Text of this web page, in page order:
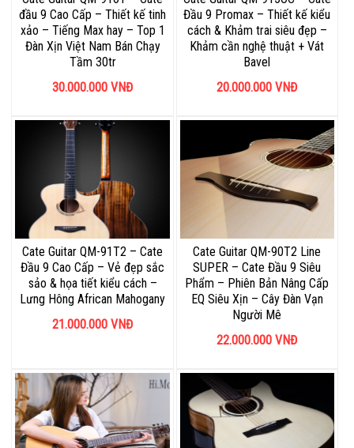
đầu 9 Cao Cấp – Thiết kế tinh
xảo – Tiếng Max hay – Top 1
Đàn Xịn Việt Nam Bán Chạy
Tầm 30tr
30.000.000 VNĐ
Đầu 9 Promax – Thiết kế kiểu
cách & Khảm trai siêu đẹp –
Khảm cần nghệ thuật + Vát
Bavel
20.000.000 VNĐ
Cate Guitar QM-91T2 – Cate
Đầu 9 Cao Cấp – Vẻ đẹp sắc
sảo & họa tiết kiểu cách –
Lưng Hông African Mahogany
21.000.000 VNĐ
Cate Guitar QM-90T2 Line
SUPER – Cate Đầu 9 Siêu
Phẩm – Phiên Bản Nâng Cấp
EQ Siêu Xịn – Cây Đàn Vạn
Người Mê
22.000.000 VNĐ